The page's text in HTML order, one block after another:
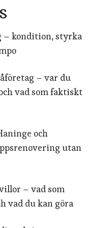
– kondition, styrka
– var du
vad som faktiskt
och
utan
– vad som
vad du kan göra